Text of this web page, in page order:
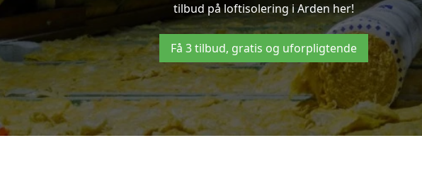
tilbud på loftisolering i Arden her!
Få 3 tilbud, gratis og uforpligtende